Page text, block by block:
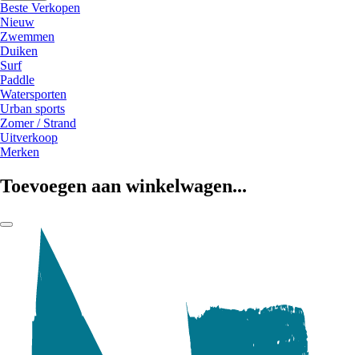
Beste Verkopen
Nieuw
Zwemmen
Duiken
Surf
Paddle
Watersporten
Urban sports
Zomer / Strand
Uitverkoop
Merken
Toevoegen aan winkelwagen...